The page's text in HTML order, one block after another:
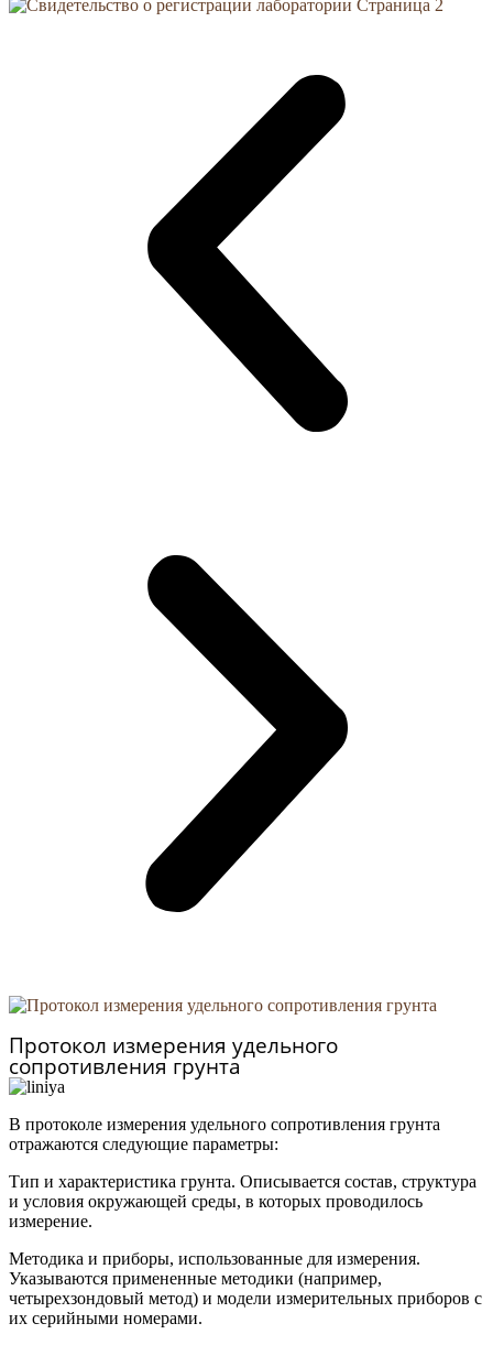
Протокол измерения удельного
сопротивления грунта
В протоколе измерения удельного сопротивления грунта
отражаются следующие параметры:
Тип и характеристика грунта. Описывается состав, структура
и условия окружающей среды, в которых проводилось
измерение.
Методика и приборы, использованные для измерения.
Указываются примененные методики (например,
четырехзондовый метод) и модели измерительных приборов с
их серийными номерами.